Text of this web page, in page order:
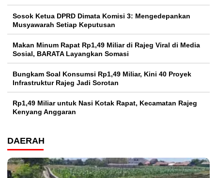
Sosok Ketua DPRD Dimata Komisi 3: Mengedepankan
Musyawarah Setiap Keputusan
Makan Minum Rapat Rp1,49 Miliar di Rajeg Viral di Media
Sosial, BARATA Layangkan Somasi
Bungkam Soal Konsumsi Rp1,49 Miliar, Kini 40 Proyek
Infrastruktur Rajeg Jadi Sorotan
Rp1,49 Miliar untuk Nasi Kotak Rapat, Kecamatan Rajeg
Kenyang Anggaran
DAERAH